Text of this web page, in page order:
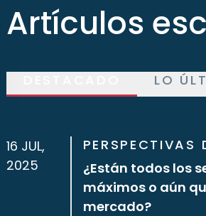
Artículos
LO
16 JUL,
2025
PERSPECTIVAS
¿Están todos los
máximos o aún
mercado?